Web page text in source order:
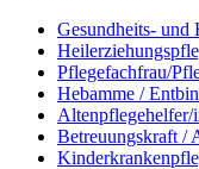
Gesundheits- und
Pflegefachfrau/
Hebamme /
Altenpflegehelfer/
Betreuungskraft /